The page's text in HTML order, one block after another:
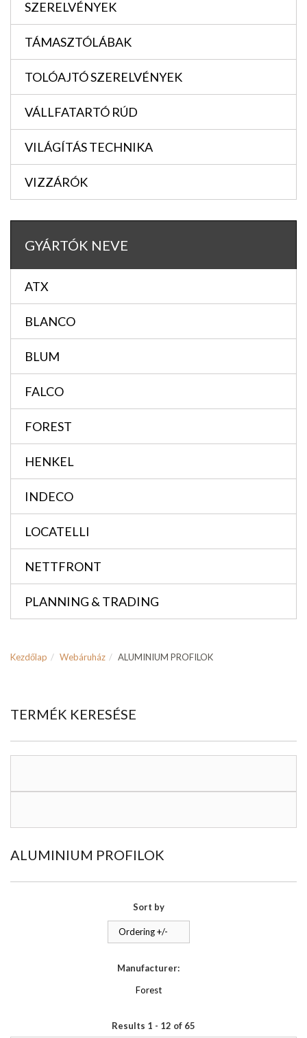
SZERELVÉNYEK
TÁMASZTÓLÁBAK
TOLÓAJTÓ SZERELVÉNYEK
VÁLLFATARTÓ RÚD
VILÁGÍTÁS TECHNIKA
VIZZÁRÓK
GYÁRTÓK NEVE
ATX
BLANCO
BLUM
FALCO
FOREST
HENKEL
INDECO
LOCATELLI
NETTFRONT
PLANNING & TRADING
Kezdőlap Webáruház ALUMINIUM PROFILOK
TERMÉK KERESÉSE
ALUMINIUM PROFILOK
Sort by
Ordering +/-
Manufacturer:
Forest
Results 1 - 12 of 65